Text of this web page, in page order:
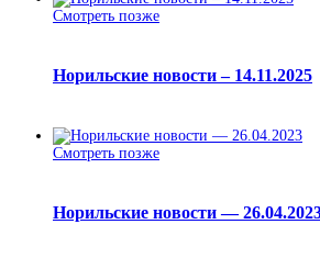
Смотреть позже
Норильские новости – 14.11.2025
Смотреть позже
Норильские новости —